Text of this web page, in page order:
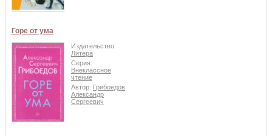
Горе от ума
Издательство:
Литера
Серия:
Внеклассное
чтение
Автор: Грибоедов
Александр
Сергеевич